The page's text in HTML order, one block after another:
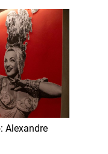
Alexandre